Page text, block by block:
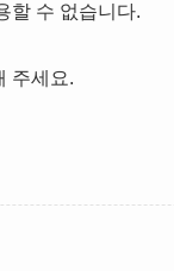
할 수 없습니다.
주세요.